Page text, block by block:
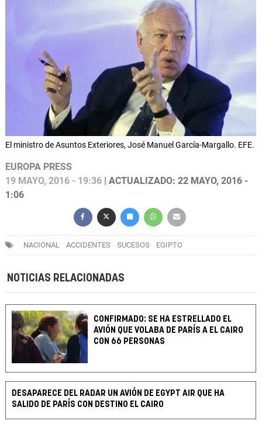
El ministro de Asuntos Exteriores, José Manuel García-Margallo. EFE.
EUROPA PRESS
19 MAYO, 2016 - 19:36 | ACTUALIZADO: 22 MAYO, 2016 -
1:06
NACIONAL ACCIDENTES SUCESOS EGIPTO
NOTICIAS RELACIONADAS
CONFIRMADO: SE HA ESTRELLADO EL
AVIÓN QUE VOLABA DE PARÍS A EL CAIRO
CON 66 PERSONAS
DESAPARECE DEL RADAR UN AVIÓN DE EGYPT AIR QUE HA
SALIDO DE PARÍS CON DESTINO EL CAIRO